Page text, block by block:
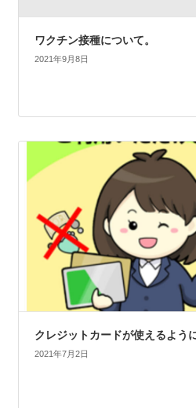
ワクチン接種について。
2021年9月8日
クレジットカードが使えるよう
2021年7月2日